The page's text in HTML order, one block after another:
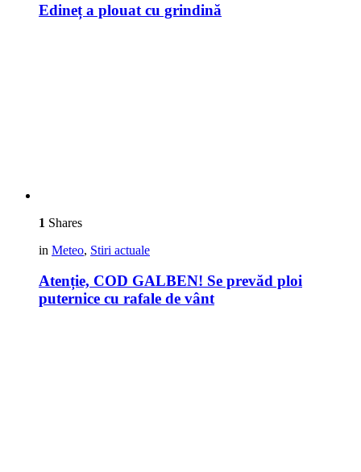
Edineț a plouat cu grindină
1 Shares
in Meteo, Stiri actuale
Atenție, COD GALBEN! Se prevăd ploi
puternice cu rafale de vânt